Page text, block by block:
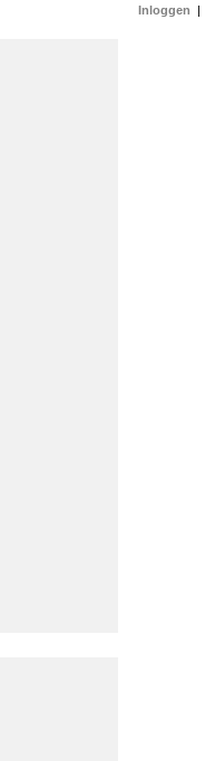
Inloggen |